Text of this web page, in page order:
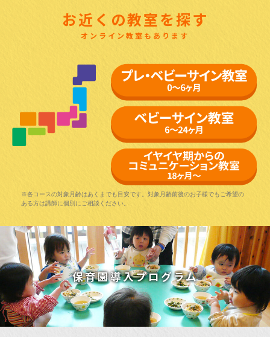
お近くの教室を探す
オンライン教室もあります
※各コースの対象月齢はあくまでも目安です。対象月齢前後のお子様でもご希望の
ある方は講師に個別にご相談ください。
保育園導入プログラム